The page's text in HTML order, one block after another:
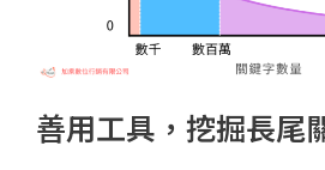
善用工具，挖掘長尾